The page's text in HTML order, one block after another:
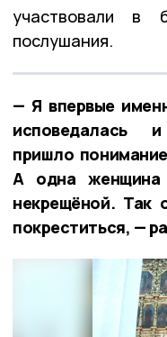
участвовали в
послушания.
— Я впервые
исповедалась
пришло
А одна женщина
некрещёной. Так
покреститься, —